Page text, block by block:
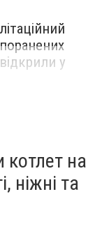
у
котлет на
ніжні та